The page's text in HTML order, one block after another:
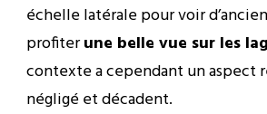
échelle latérale pour voir
profiterune belle vue sur les
contexte a cependant un aspect
négligé et décadent.